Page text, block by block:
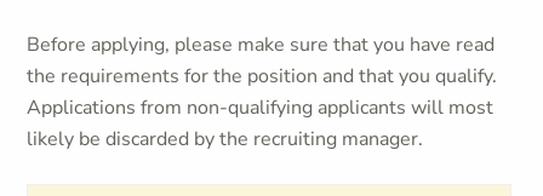
Before applying, please make sure that you have read
the requirements for the position and that you qualify.
Applications from non-qualifying applicants will most
likely be discarded by the recruiting manager.